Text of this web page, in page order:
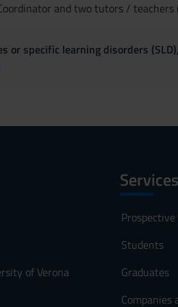
and two tutors / teachers
or specific learning disorders
of Verona
Students
Graduates